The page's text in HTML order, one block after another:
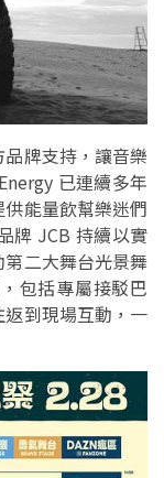
牌支持，讓音樂
已連續多年
能量飲幫樂迷們
牌 JCB 持續以實
二大舞台光景舞
包括專屬接駁巴
到現場互動，一